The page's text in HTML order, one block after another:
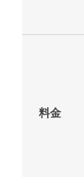
料金